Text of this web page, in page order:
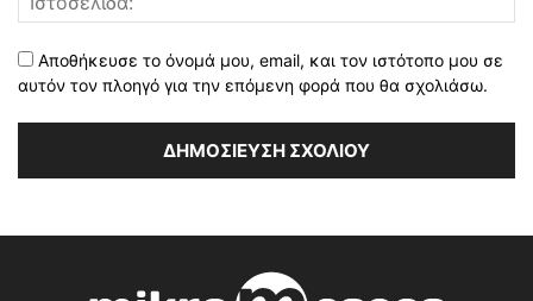
Αποθήκευσε το όνομά μου, email, και τον ιστότοπο μου σε
αυτόν τον πλοηγό για την επόμενη φορά που θα σχολιάσω.